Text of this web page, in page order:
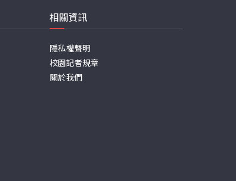
相關資訊
隱私權聲明
校園記者規章
關於我們